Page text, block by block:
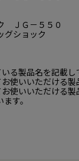
ＪＧ－５５０
ショック
る製品名を記載し
使いいただける製
使いいただける製
す。